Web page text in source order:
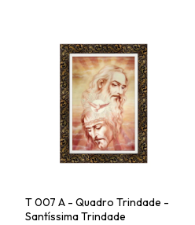
T 007 A - Quadro Trindade -
Santíssima Trindade